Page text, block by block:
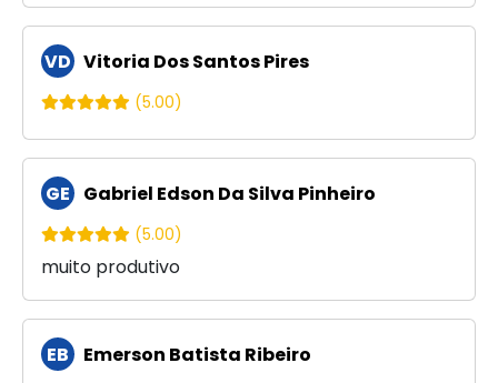
VD Vitoria Dos Santos Pires
(5.00)
GE Gabriel Edson Da Silva Pinheiro
(5.00)
muito produtivo
EB Emerson Batista Ribeiro